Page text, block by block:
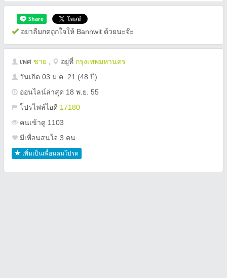
อย่าลืมกดถูกใจให้ Bannwit ด้วยนะจ๊ะ
เพศ ชาย อยู่ที่ กรุงเทพมหานคร
วันเกิด 03 ม.ค. 21 (48 ปี)
ออนไลน์ล่าสุด 18 พ.ย. 55
โปรไฟล์ไอดี 17180
คนเข้าดู 1103
มีเพื่อนสนใจ 3 คน
เพิ่มเป็นเพื่อนคนโปรด